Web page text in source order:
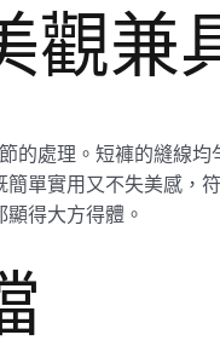
觀兼
的處理。短褲的縫線
單實用又不失美感，
得大方得體。